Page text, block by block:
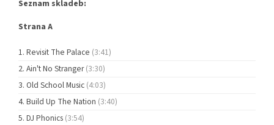
Seznam skladeb:
Strana A
Revisit The Palace (3:41)
Ain't No Stranger(3:30)
Old School Music (4:03)
Build Up The Nation (3:40)
DJ Phonics (3:54)